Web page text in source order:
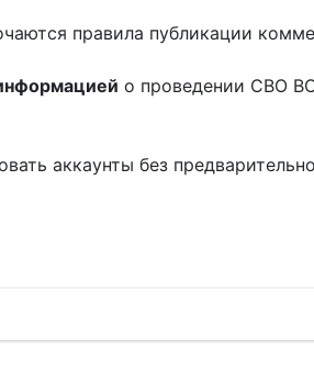
правила публикации
о проведении СВО
аккаунты без